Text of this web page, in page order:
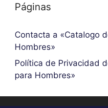
Páginas
Contacta a «Catalogo
Hombres»
Política de Privacidad
para Hombres»